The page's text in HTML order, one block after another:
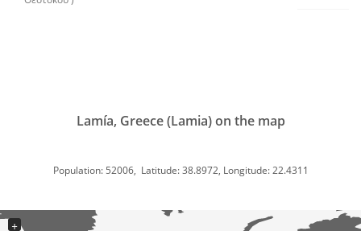
Lamía, Greece (Lamia) on the map
Population: 52006, Latitude: 38.8972, Longitude: 22.4311
+